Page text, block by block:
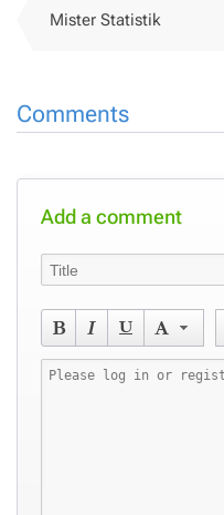
Mister Statistik
Comments
Add a comment